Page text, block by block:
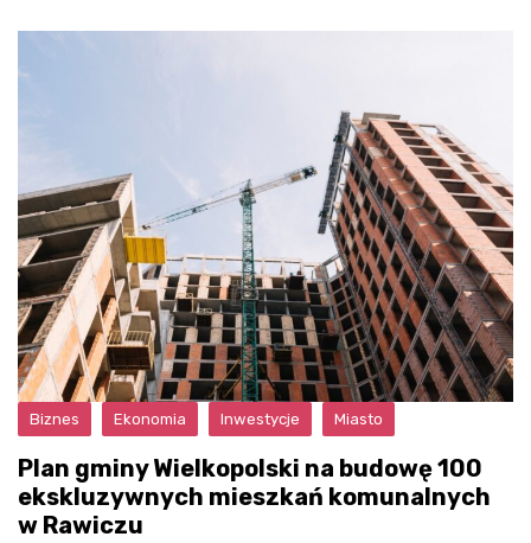
Biznes Ekonomia Inwestycje Miasto
Plan gminy Wielkopolski na budowę 100
ekskluzywnych mieszkań komunalnych
w Rawiczu